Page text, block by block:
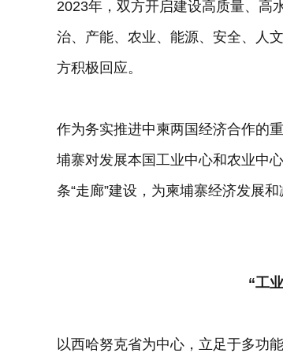
2023年，双方开启建设高质量、高
治、产能、农业、能源、安全、人
方积极回应。
作为务实推进中柬两国经济合作的
埔寨对发展本国工业中心和农业中
条“走廊”建设，为柬埔寨经济发展和
“工
以西哈努克省为中心，立足于多功